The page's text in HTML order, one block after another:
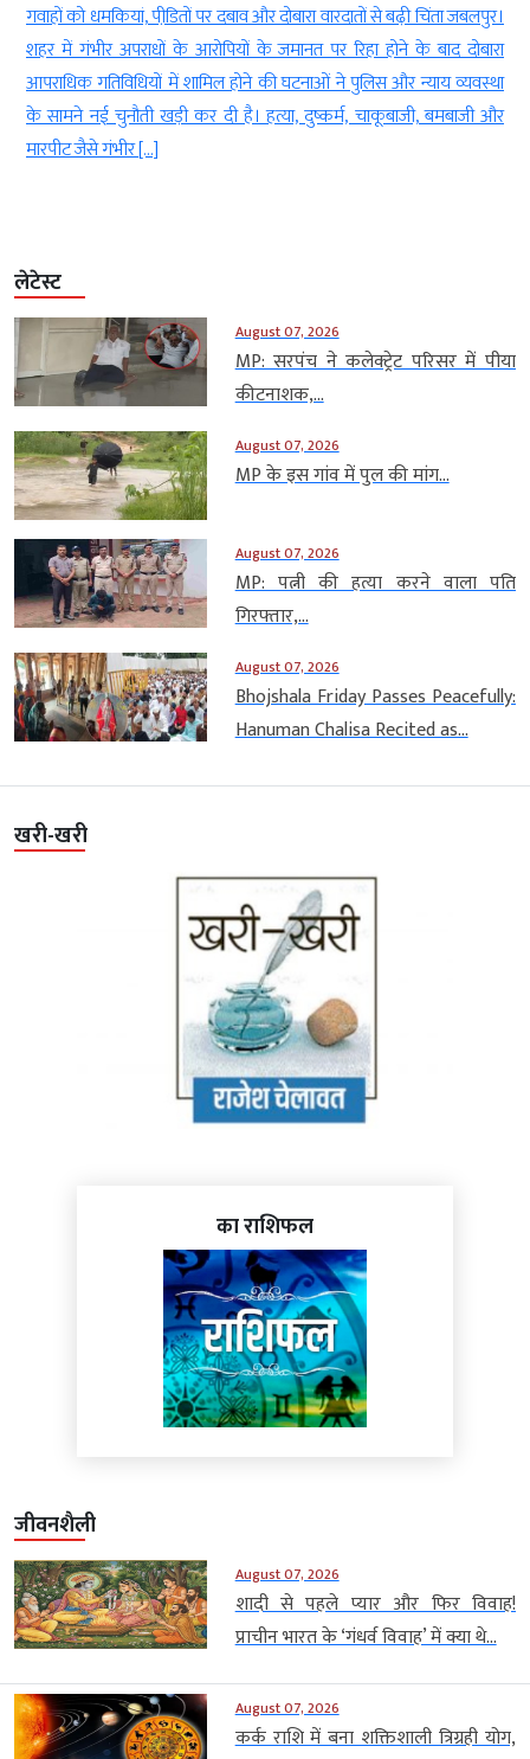
गवाहों को धमकियां, पीडि़तों पर दबाव और दोबारा वारदातों से बढ़ी चिंता जबलपुर।
शहर में गंभीर अपराधों के आरोपियों के जमानत पर रिहा होने के बाद दोबारा
आपराधिक गतिविधियों में शामिल होने की घटनाओं ने पुलिस और न्याय व्यवस्था
के सामने नई चुनौती खड़ी कर दी है। हत्या, दुष्कर्म, चाकूबाजी, बमबाजी और
मारपीट जैसे गंभीर […]
लेटेस्ट
August 07, 2026
MP: सरपंच ने कलेक्ट्रेट परिसर में पीया
कीटनाशक,...
August 07, 2026
MP के इस गांव में पुल की मांग...
August 07, 2026
MP: पत्नी की हत्या करने वाला पति
गिरफ्तार,...
August 07, 2026
Bhojshala Friday Passes Peacefully:
Hanuman Chalisa Recited as...
खरी-खरी
का राशिफल
जीवनशैली
August 07, 2026
शादी से पहले प्यार और फिर विवाह!
प्राचीन भारत के ‘गंधर्व विवाह’ में क्या थे...
August 07, 2026
कर्क राशि में बना शक्तिशाली त्रिग्रही योग,